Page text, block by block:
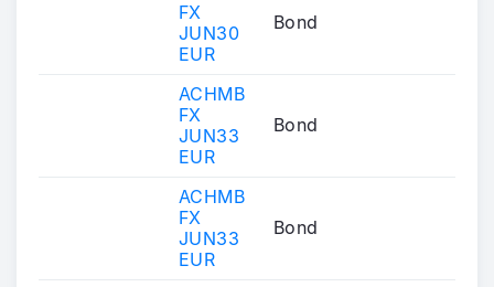
FX
JUN30
EUR
Bond
ACHMB
FX
JUN33
EUR
Bond
ACHMB
FX
JUN33
EUR
Bond